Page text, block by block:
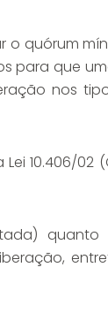
o quórum
para que
nos
10.406/02